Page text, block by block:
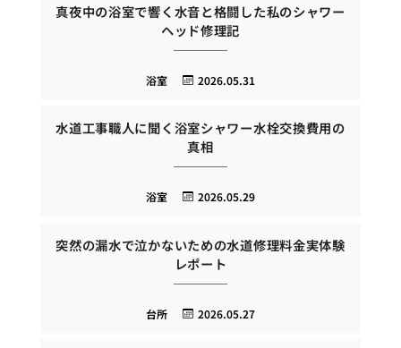
真夜中の浴室で響く水音と格闘した私のシャワー
ヘッド修理記
2026.05.31
浴室
水道工事職人に聞く浴室シャワー水栓交換費用の
真相
2026.05.29
浴室
突然の漏水で泣かないための水道修理料金実体験
レポート
2026.05.27
台所